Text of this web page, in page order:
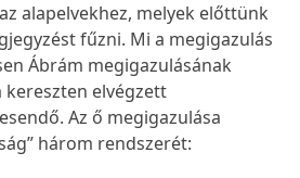
alapelvekhez, melyek előttünk
fűzni. Mi a megigazulás
Ábrám megigazulásának
kereszten elvégzett
Az ő megigazulása
három rendszerét: